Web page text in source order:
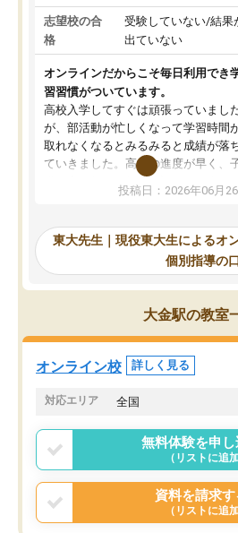
志望校の合
格
受験していない/結果
出ていない
オンラインだからこそ毎日利用でき
習習慣がついています。
高校入学してすぐは頑張っていまし
が、部活動が忙しくなって学習時間
取れなくなるとみるみると成績が落
ていきました。高校の進度が早く、
供も家に帰って勉強の話すると嫌な反
応を示します。東大先生にお願いし
れるので、親としても安心です。毎
使える自習室とかもあり、わからない
ところがあれば先生が回答してくれ
のも重宝しています。
投稿日：2026年06月26
東大先生｜現役東大生によるオ
個別指導の
大金駅の教室
オンライン校 詳しく見る
対応エリア 全国
無料体験を申
（リストに追
資料を請求す
（リストに追